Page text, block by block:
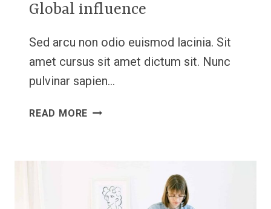
Global influence
Sed arcu non odio euismod lacinia. Sit
amet cursus sit amet dictum sit. Nunc
pulvinar sapien…
READ MORE GLOBAL